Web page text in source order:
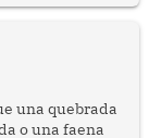
una quebrada
o una faena